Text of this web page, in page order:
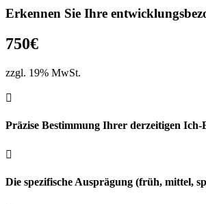
Erkennen Sie Ihre
750€
zzgl. 19% MwSt.

Präzise Bestimmung Ihrer derzeitigen

Die spezifische Ausprägung (früh, mittel,